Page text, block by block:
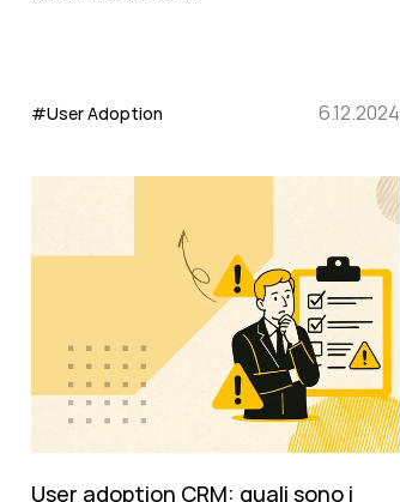
#User Adoption 6.12.2024
User adoption CRM: quali sono i